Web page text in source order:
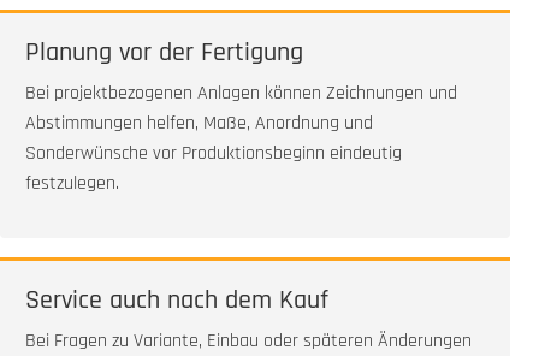
Planung vor der Fertigung
Bei projektbezogenen Anlagen können Zeichnungen und
Abstimmungen helfen, Maße, Anordnung und
Sonderwünsche vor Produktionsbeginn eindeutig
festzulegen.
Service auch nach dem Kauf
Bei Fragen zu Variante, Einbau oder späteren Änderungen